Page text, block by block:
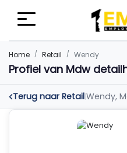
Home Retail Wendy
Profiel van Mdw
Terug naar Retail|Wendy,